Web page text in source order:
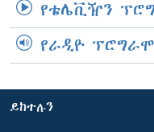
የቴሌቪዥን
የራዲዮ
ይከተሉን